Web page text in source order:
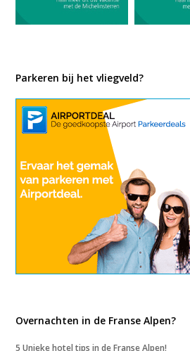
Parkeren bij het vliegveld?
Overnachten in de Franse Alpen?
5 Unieke hotel tips in de Franse Alpen!